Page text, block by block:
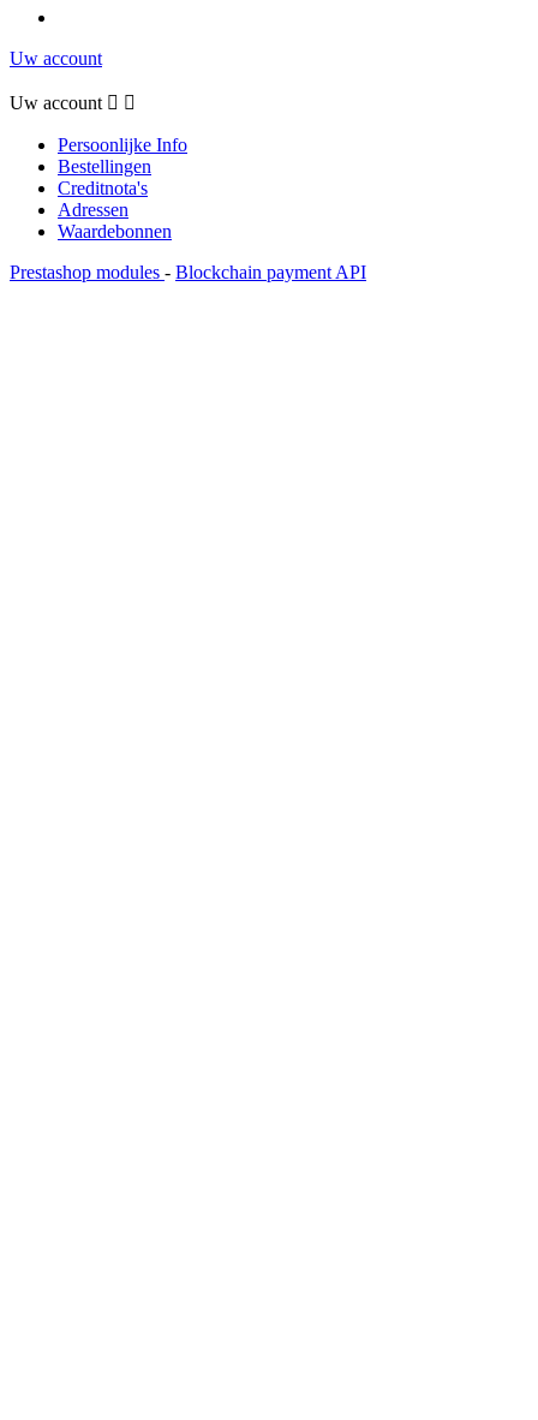
Uw account
Uw account  
Persoonlijke Info
Bestellingen
Creditnota's
Adressen
Waardebonnen
Prestashop modules - Blockchain payment API